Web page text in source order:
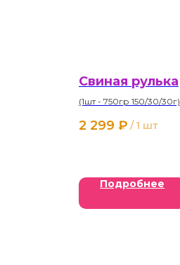
Свиная рулька
(1шт - 750гр 150/30/30г)
2 299 ₽ / 1 шт
Подробнее